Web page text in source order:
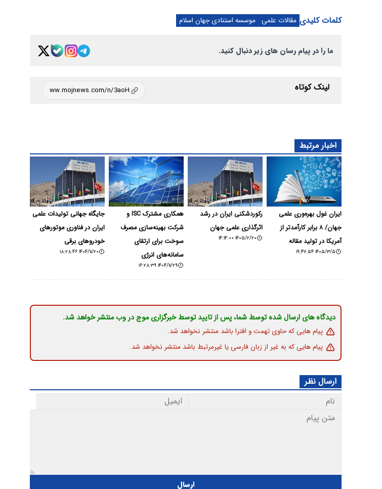
کلمات کلیدی مقالات علمی موسسه استنادی جهان اسلام
ما را در پیام رسان های زیر دنبال کنید.
لینک کوتاه
اخبار مرتبط
ایران غول بهره‌وری علمی
جهان/ ۸ برابر کارآمدتر از
آمریکا در تولید مقاله
۱۴۰۵/۳/۵ ۱۹:۴۷:۵۴
رکوردشکنی ایران در رشد
اثرگذاری علمی جهان
۱۴۰۵/۲/۲۰ ۱۴:۱۴:۰۰
همکاری مشترک ISC و
شرکت بهینه‌سازی مصرف
سوخت برای ارتقای
سامانه‌های انرژی
۱۴۰۴/۱۱/۲۹ ۱۶:۲۸:۳۹
جایگاه جهانی تولیدات علمی
ایران در فناوری موتورهای
خودروهای برقی
۱۴۰۴/۱۱/۲۰ ۱۸:۲۸:۴۶
دیدگاه های ارسال شده توسط شما، پس از تایید توسط خبرگزاری موج در وب منتشر خواهد شد.
پیام هایی که حاوی تهمت و افترا باشد منتشر نخواهد شد.
پیام هایی که به غیر از زبان فارسی یا غیرمرتبط باشد منتشر نخواهد شد.
ارسال نظر
ارسال